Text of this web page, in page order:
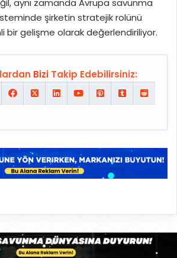
aynı zamanda Avrupa savunma
şirketin stratejik rolünü
bir gelişme olarak değerlendiriliyor.
Bizi Takip Edebilirsiniz: